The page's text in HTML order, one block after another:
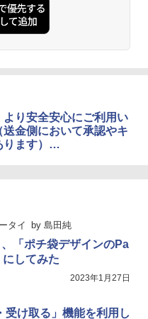
り安全安心にご利用い
金側において承認やキ
ます）
タイ by 島田純
「ポチ袋デザインのPa
してみた
2023年1月27日
受け取る」機能を利用し